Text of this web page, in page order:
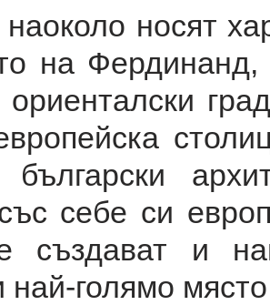
наоколо носят
на Фердинанд,
ориенталски
себе си
създават и
голямо